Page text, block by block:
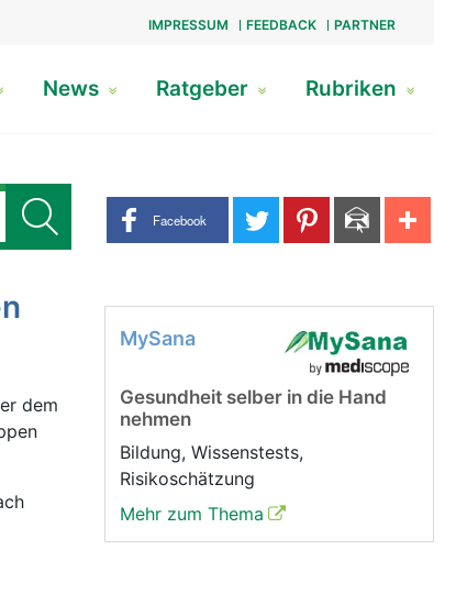
IMPRESSUM FEEDBACK PARTNER
News Ratgeber Rubriken
Share buttons
Facebook
dem
MySana
Gesundheit selber in die Hand
nehmen
Bildung, Wissenstests,
Risikoschätzung
Mehr zum Thema